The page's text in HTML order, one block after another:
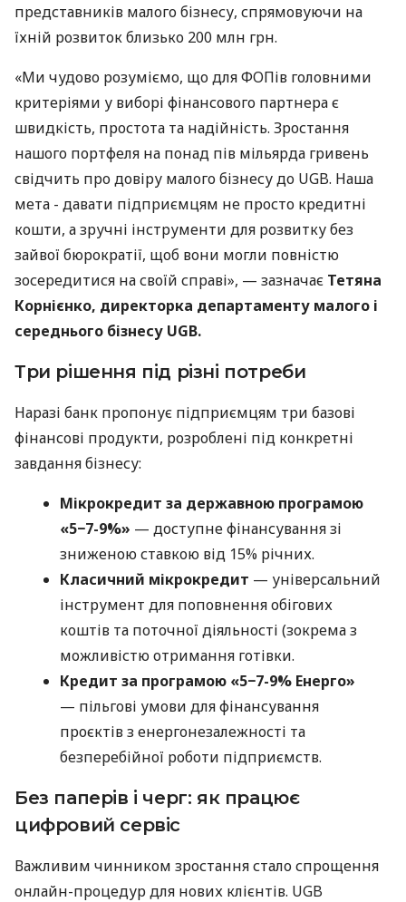
представників малого бізнесу, спрямовуючи на
їхній розвиток близько 200 млн грн.
«Ми чудово розуміємо, що для ФОПів головними
критеріями у виборі фінансового партнера є
швидкість, простота та надійність. Зростання
нашого портфеля на понад пів мільярда гривень
свідчить про довіру малого бізнесу до UGB. Наша
мета - давати підприємцям не просто кредитні
кошти, а зручні інструменти для розвитку без
зайвої бюрократії, щоб вони могли повністю
зосередитися на своїй справі», — зазначає Тетяна
Корнієнко, директорка департаменту малого і
середнього бізнесу UGB.
Три рішення під різні потреби
Наразі банк пропонує підприємцям три базові
фінансові продукти, розроблені під конкретні
завдання бізнесу:
Мікрокредит за державною програмою
«5−7-9%» — доступне фінансування зі
зниженою ставкою від 15% річних.
Класичний мікрокредит — універсальний
інструмент для поповнення обігових
коштів та поточної діяльності (зокрема з
можливістю отримання готівки.
Кредит за програмою «5−7-9% Енерго»
— пільгові умови для фінансування
проєктів з енергонезалежності та
безперебійної роботи підприємств.
Без паперів і черг: як працює
цифровий сервіс
Важливим чинником зростання стало спрощення
онлайн-процедур для нових клієнтів. UGB